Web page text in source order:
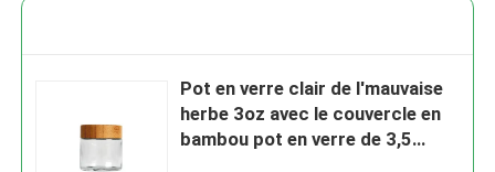
Pot en verre clair de l'mauvaise
herbe 3oz avec le couvercle en
bambou pot en verre de 3,5